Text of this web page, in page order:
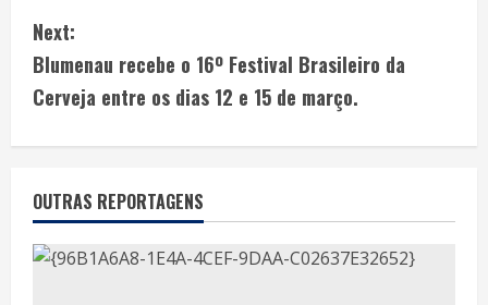
Next:
Blumenau recebe o 16º Festival Brasileiro da
Cerveja entre os dias 12 e 15 de março.
OUTRAS REPORTAGENS